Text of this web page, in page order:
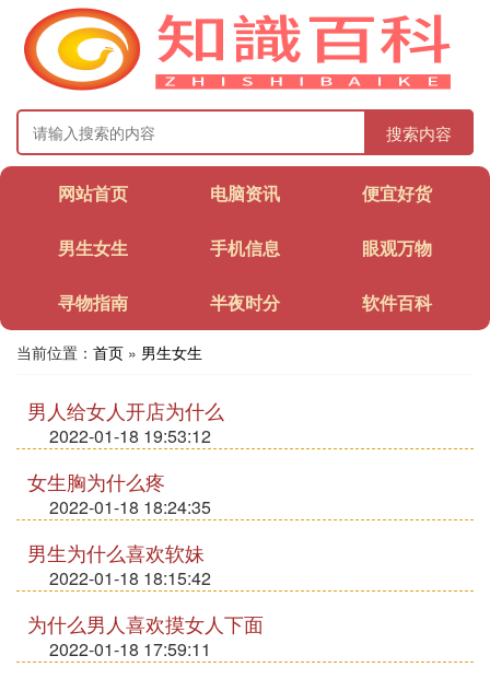
搜索内容
网站首页 电脑资讯 便宜好货
男生女生 手机信息 眼观万物
寻物指南 半夜时分 软件百科
当前位置： 首页 » 男生女生
男人给女人开店为什么
2022-01-18 19:53:12
女生胸为什么疼
2022-01-18 18:24:35
男生为什么喜欢软妹
2022-01-18 18:15:42
为什么男人喜欢摸女人下面
2022-01-18 17:59:11